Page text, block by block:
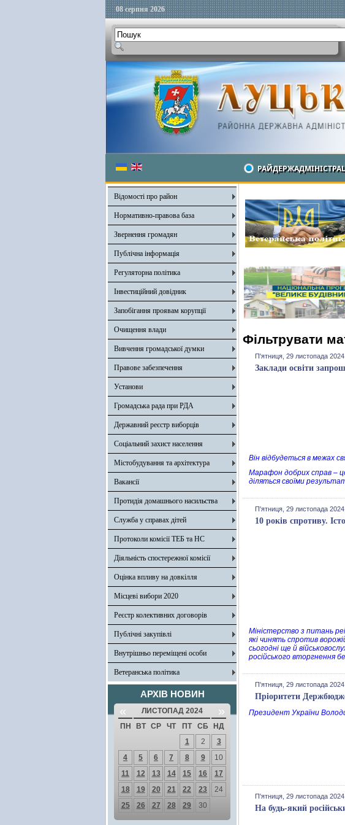
08 серпня 2026
Відомості про район
Нормативно-правова база
Звернення громадян
Публічна інформація
Регуляторна політика
Інвестиційний довідник
Запобігання проявам корупції
Очищення влади
Вивчення громадської думки
Правове забезпечення
Установи
Громадська рада при РДА
Державний реєстр виборців
Соціальний захист населення
Містобудування та архітектура
Вакансії
Протидія домашнього насильства
Служба у справах дітей
Протоколи комісії ТЕБ та НС
Діяльність спостережної комісії
Оцінка впливу на довкілля
Місцеві вибори 2020
Реєстр колективних договорів
Публічні закупівлі
Внутрішньо переміщені особи
Ветеранська політика
АРХІВ НОВИН
« ЛИСТОПАД 2024 »
ПН ВТ СР ЧТ ПТ СБ
НД
1
2
3
4
5 6 7 8 9
10
11
12 13 14 15 16
17
18
19 20 21 22 23
24
25
26 27 28 29 30
Фільтрувати
П'ятниця, 29 листопада
Заклади освіти
Він відбудеться в межах
Марафон добрих справ –
діляться своїми
П'ятниця, 29 листопада
10 років спротиву.
Міністерство з питань
які чинять спротив
сьогодні ще й
російського вторгнення
П'ятниця, 29 листопада
Пріоритети
Президент України
П'ятниця, 29 листопада
На будь-який